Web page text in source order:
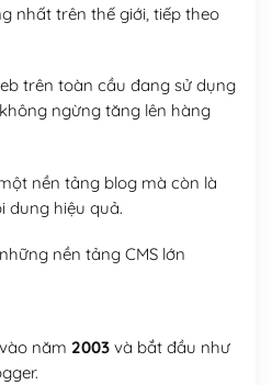
nhất trên thế giới, tiếp theo
trên toàn cầu đang sử dụng
ngừng tăng lên hàng
nền tảng blog mà còn là
dung hiệu quả.
nền tảng CMS lớn
năm 2003và bắt đầu như